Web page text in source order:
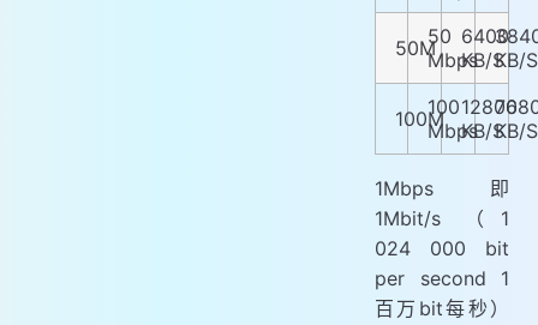
50M50
Mbps
6400
KB/SKB/S
100M100
Mbps
12800
KB/SKB/S
1Mbps 即
1Mbit/s （1
024 000 bit
per second 1
百万bit每秒）